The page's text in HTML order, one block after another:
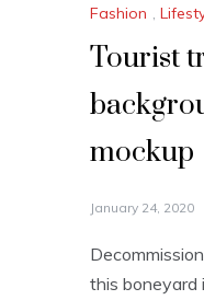
Fashion ,
Tourist
mockup
January 24, 2020
this boneyard